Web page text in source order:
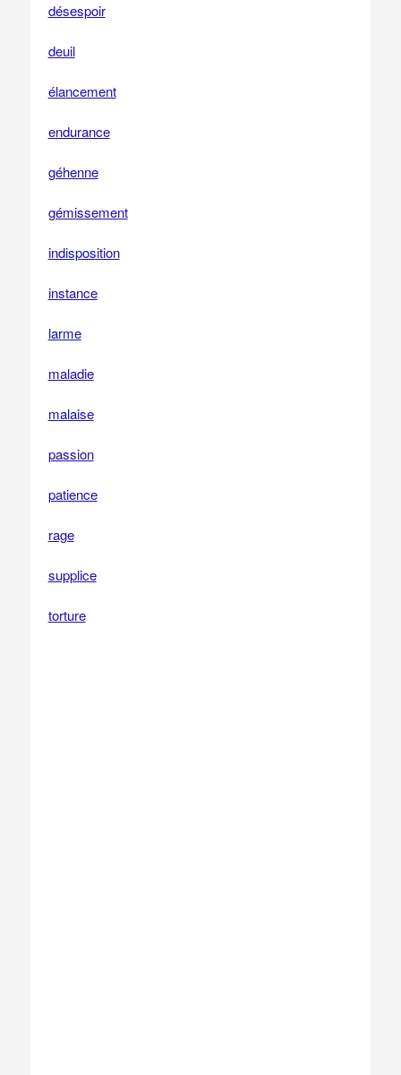
désespoir
deuil
élancement
endurance
géhenne
gémissement
indisposition
instance
larme
maladie
malaise
passion
patience
rage
supplice
torture